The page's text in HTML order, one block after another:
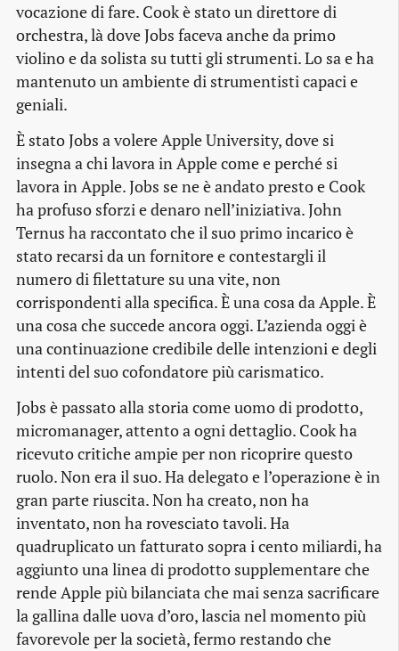
vocazione di fare. Cook è stato un direttore di
orchestra, là dove Jobs faceva anche da primo
violino e da solista su tutti gli strumenti. Lo sa e ha
mantenuto un ambiente di strumentisti capaci e
geniali.
È stato Jobs a volere Apple University, dove si
insegna a chi lavora in Apple come e perché si
lavora in Apple. Jobs se ne è andato presto e Cook
ha profuso sforzi e denaro nell’iniziativa. John
Ternus ha raccontato che il suo primo incarico è
stato recarsi da un fornitore e contestargli il
numero di filettature su una vite, non
corrispondenti alla specifica. È una cosa da Apple. È
una cosa che succede ancora oggi. L’azienda oggi è
una continuazione credibile delle intenzioni e degli
intenti del suo cofondatore più carismatico.
Jobs è passato alla storia come uomo di prodotto,
micromanager, attento a ogni dettaglio. Cook ha
ricevuto critiche ampie per non ricoprire questo
ruolo. Non era il suo. Ha delegato e l’operazione è in
gran parte riuscita. Non ha creato, non ha
inventato, non ha rovesciato tavoli. Ha
quadruplicato un fatturato sopra i cento miliardi, ha
aggiunto una linea di prodotto supplementare che
rende Apple più bilanciata che mai senza sacrificare
la gallina dalle uova d’oro, lascia nel momento più
favorevole per la società, fermo restando che